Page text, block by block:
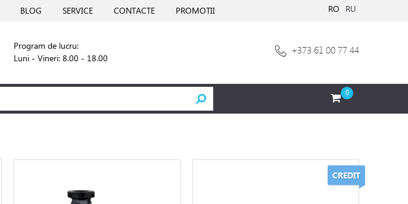
BLOG SERVICE CONTACTE PROMOTII RO RU
Program de lucru:
Luni - Vineri: 8.00 - 18.00
+373 61 00 77 44
0
CREDIT